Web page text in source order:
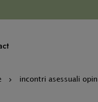
incontri asessuali